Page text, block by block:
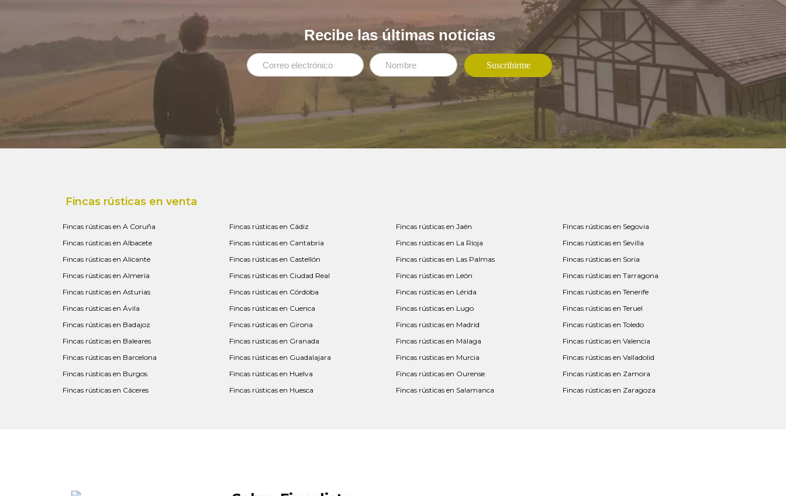
Recibe las últimas noticias
Fincas rústicas en venta
Fincas rústicas en A Coruña
Fincas rústicas en Albacete
Fincas rústicas en Alicante
Fincas rústicas en Almería
Fincas rústicas en Asturias
Fincas rústicas en Ávila
Fincas rústicas en Badajoz
Fincas rústicas en Baleares
Fincas rústicas en Barcelona
Fincas rústicas en Burgos
Fincas rústicas en Cáceres
Fincas rústicas en Cádiz
Fincas rústicas en Cantabria
Fincas rústicas en Castellón
Fincas rústicas en Ciudad Real
Fincas rústicas en Córdoba
Fincas rústicas en Cuenca
Fincas rústicas en Girona
Fincas rústicas en Granada
Fincas rústicas en Guadalajara
Fincas rústicas en Huelva
Fincas rústicas en Huesca
Fincas rústicas en Jaén
Fincas rústicas en La Rioja
Fincas rústicas en Las Palmas
Fincas rústicas en León
Fincas rústicas en Lérida
Fincas rústicas en Lugo
Fincas rústicas en Madrid
Fincas rústicas en Málaga
Fincas rústicas en Murcia
Fincas rústicas en Ourense
Fincas rústicas en Salamanca
Fincas rústicas en Segovia
Fincas rústicas en Sevilla
Fincas rústicas en Soria
Fincas rústicas en Tarragona
Fincas rústicas en Tenerife
Fincas rústicas en Teruel
Fincas rústicas en Toledo
Fincas rústicas en Valencia
Fincas rústicas en Valladolid
Fincas rústicas en Zamora
Fincas rústicas en Zaragoza